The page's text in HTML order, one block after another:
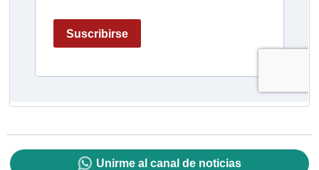
Unirme al canal de noticias